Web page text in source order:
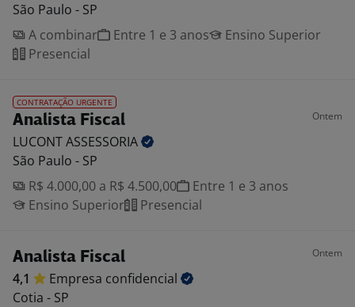
São Paulo - SP
A combinar
Entre 1 e 3 anos
Ensino Superior
Presencial
CONTRATAÇÃO URGENTE
Analista Fiscal Ontem
LUCONTASSESSORIA
São Paulo - SP
R$ 4.000,00 a R$ 4.500,00
Entre 1 e 3 anos
Ensino Superior
Presencial
Analista Fiscal Ontem
4,1 Empresa confidencial
Cotia - SP